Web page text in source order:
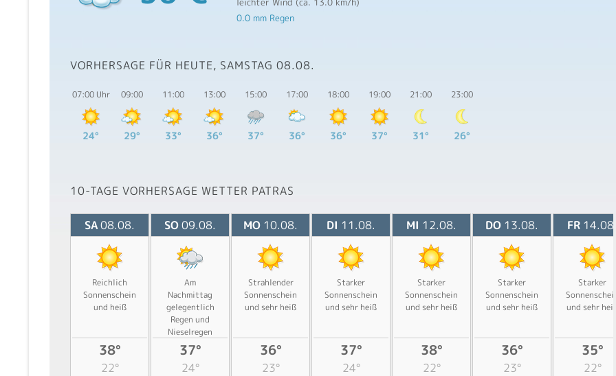
0.0 mm Regen
VORHERSAGE FÜR HEUTE, SAMSTAG 08.08.
07:00 Uhr 09:00 11:00 13:00 15:00 17:00 18:00 19:00 21:00 23:00
24° 29° 33° 36° 37° 36° 36° 37° 31° 26°
10-TAGE VORHERSAGE WETTER PATRAS
SA08.08.
Reichlich
Sonnenschein
und heiß
38°
22°
SO09.08.
Am
Nachmittag
gelegentlich
Regen und
Nieselregen
37°
24°
MO 10.08.
Strahlender
Sonnenschein
und sehr heiß
36°
23°
DI 11.08.
Starker
Sonnenschein
und sehr heiß
37°
24°
MI 12.08.
Starker
Sonnenschein
und sehr heiß
38°
22°
DO 13.08.
Starker
Sonnenschein
und sehr heiß
36°
23°
FR 14.08.
Starker
Sonnenschein
und sehr heiß
35°
22°